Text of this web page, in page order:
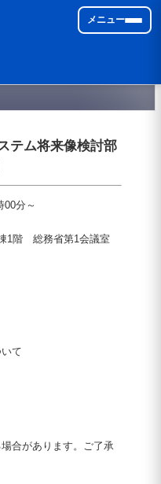
メニュー
テム将来像検討部
00分～
1階 総務省第1会議室
て
合があります。ご了承